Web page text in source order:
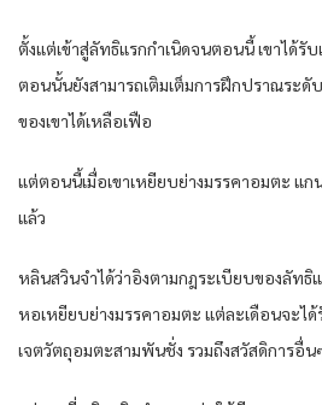
ตั้งแต่เข้าสู่ลัทธิแรกกำเนิดจนตอนนี้ เขาได้
ตอนนั้นยังสามารถเติมเต็มการฝึกปราณระ
ของเขาได้เหลือเฟือ
แต่ตอนนี้เมื่อเขาเหยียบย่างมรรคาอมตะ แ
แล้ว
หลินสวินจำได้ว่าอิงตามกฎระเบียบของลัทธิ
หอเหยียบย่างมรรคาอมตะ แต่ละเดือนจะ
เจตวัตถุอมตะสามพันชั่ง รวมถึงสวัสดิการอื่น